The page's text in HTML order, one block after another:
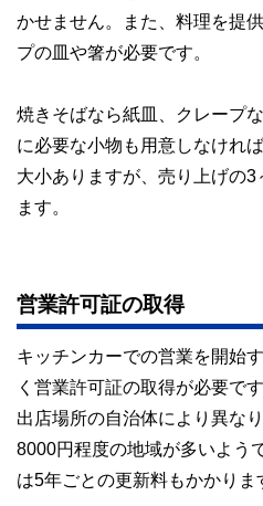
かせません。また、料理を提
プの皿や箸が必要です。
焼きそばなら紙皿、クレープ
に必要な小物も用意しなけれ
大小ありますが、売り上げの
ます。
営業許可証の取得
キッチンカーでの営業を開始
く営業許可証の取得が必要で
出店場所の自治体により異な
8000円程度の地域が多いよう
は5年ごとの更新料もかかりま